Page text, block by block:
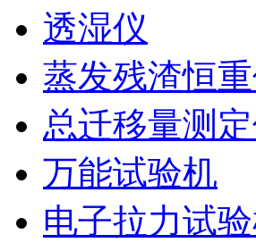
透湿仪
蒸发残渣恒
总迁移量测
万能试验机
电子拉力试